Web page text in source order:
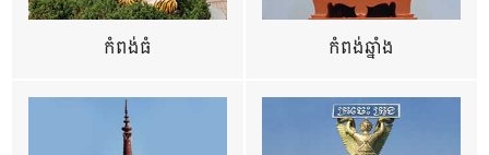
កំពង់ធំ កំពង់ឆ្នាំង